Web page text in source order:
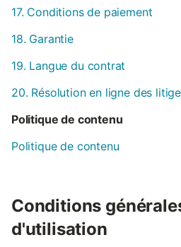
17. Conditions de paiement
18. Garantie
19. Langue du contrat
20. Résolution en ligne des
Politique de contenu
Politique de contenu
Conditions
d'utilisation